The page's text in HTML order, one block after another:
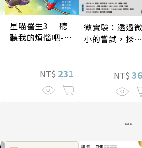
星喵醫生3─ 聽
聽我的煩惱吧-實
NT$ 231
微實驗：透過微
小的嘗試，探索
NT$